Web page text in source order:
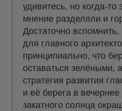
удивитесь, но когда-то
мнение разделяли и
Достаточно
для главного
принципиально, что
оставаться зелёными,
стратегия развития
и её берега в
закатного солнца